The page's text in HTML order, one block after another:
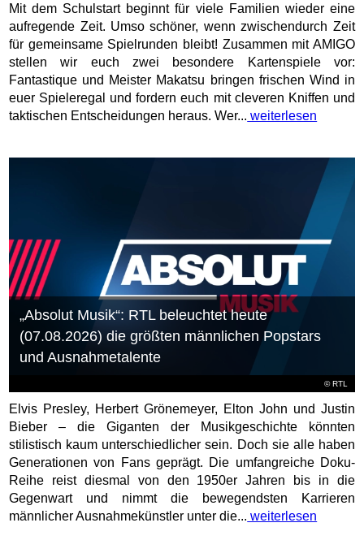
Mit dem Schulstart beginnt für viele Familien wieder eine
aufregende Zeit. Umso schöner, wenn zwischendurch Zeit
für gemeinsame Spielrunden bleibt! Zusammen mit AMIGO
stellen wir euch zwei besondere Kartenspiele vor:
Fantastique und Meister Makatsu bringen frischen Wind in
euer Spieleregal und fordern euch mit cleveren Kniffen und
taktischen Entscheidungen heraus. Wer... weiterlesen
©RTL
„Absolut Musik“: RTL beleuchtet heute
(07.08.2026) die größten männlichen Popstars
und Ausnahmetalente
Elvis Presley, Herbert Grönemeyer, Elton John und Justin
Bieber – die Giganten der Musikgeschichte könnten
stilistisch kaum unterschiedlicher sein. Doch sie alle haben
Generationen von Fans geprägt. Die umfangreiche Doku-
Reihe reist diesmal von den 1950er Jahren bis in die
Gegenwart und nimmt die bewegendsten Karrieren
männlicher Ausnahmekünstler unter die... weiterlesen